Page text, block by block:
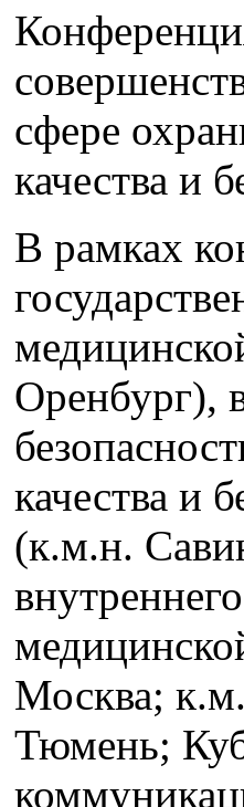
сфере
качества и
В рамках
Оренбург),
качества и
(к.м.н.
Москва;
Тюмень;